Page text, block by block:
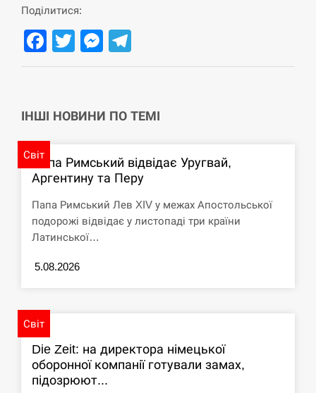
Поділитися:
Facebook
TwitterMessenger
ІНШІ НОВИНИ ПО ТЕМІ
Світ
Папа Римський відвідає Уругвай,
Аргентину та Перу
Папа Римський Лев XIV у межах Апостольської
подорожі відвідає у листопаді три країни
Латинської…
5.08.2026
Світ
Die Zeit: на директора німецької
оборонної компанії готували замах,
підозрюют...